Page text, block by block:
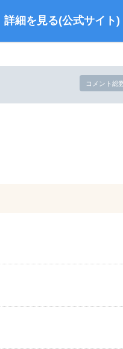
詳細を見る(公式サイト)
コメント総